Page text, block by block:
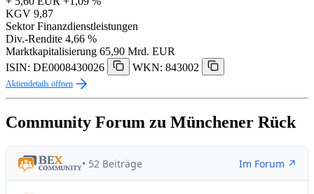
KGV 9,87
Sektor Finanzdienstleistungen
Div.-Rendite 4,66 %
Marktkapitalisierung 65,90 Mrd. EUR
ISIN: DE0008430026
WKN: 843002
Aktiendetails öffnen
Community Forum zu Münchener Rück